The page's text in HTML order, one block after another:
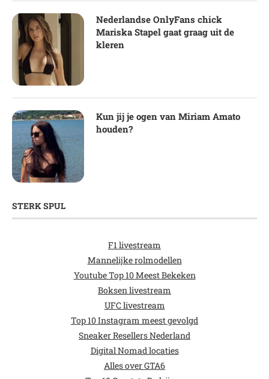
Nederlandse OnlyFans chick
Mariska Stapel gaat graag uit de
kleren
Kun jij je ogen van Miriam Amato
houden?
STERK SPUL
F1 livestream
Mannelijke rolmodellen
Youtube Top 10 Meest Bekeken
Boksen livestream
UFC livestream
Top 10 Instagram meest gevolgd
Sneaker Resellers Nederland
Digital Nomad locaties
Alles over GTA6